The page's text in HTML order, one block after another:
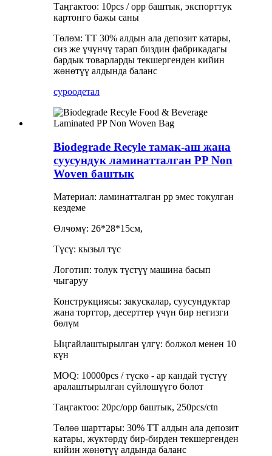
Таңгактоо: 10pcs / opp баштык, экспорттук
картонго бажы саны
Төлөм: TT 30% алдын ала депозит катары,
сиз же үчүнчү тарап биздин фабрикадагы
бардык товарларды текшергенден кийин
жөнөтүү алдында баланс
суроодетал
Biodegrade Recyle тамак-аш жана
суусундук ламинатталган PP Non
Woven баштык
Материал: ламинатталган pp эмес токулган
кездеме
Өлчөмү: 26*28*15см,
Түсү: кызыл түс
Логотип: толук түстүү машина басып
чыгаруу
Конструкциясы: закускалар, суусундуктар
жана торттор, десерттер үчүн бир негизги
бөлүм
Ыңгайлаштырылган үлгү: болжол менен 10
күн
MOQ: 10000pcs / түскө - ар кандай түстүү
аралаштырылган сүйлөшүүгө болот
Таңгактоо: 20pc/opp баштык, 250pcs/ctn
Төлөө шарттары: 30% TT алдын ала депозит
катары, жүктөрдү бир-бирден текшергенден
кийин жөнөтүү алдында баланс